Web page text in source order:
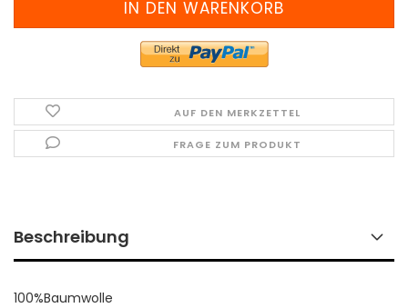
AUF DEN MERKZETTEL
FRAGE ZUM PRODUKT
Beschreibung
100%Baumwolle